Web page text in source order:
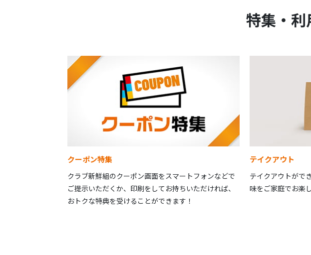
特集・利
クーポン特集
クラブ新鮮組のクーポン画面をスマートフォンなどで
ご提示いただくか、印刷をしてお持ちいただければ、
おトクな特典を受けることができます！
テイクアウト
テイクアウトがで
味をご家庭でお楽